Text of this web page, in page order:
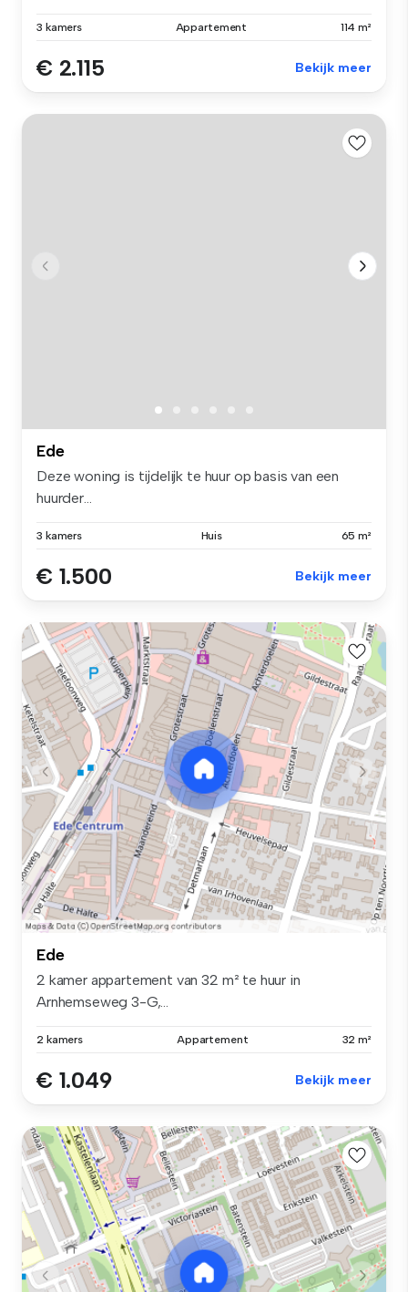
3 kamers Appartement 114 m²
€ 2.115 Bekijk meer
Ede
Deze woning is tijdelijk te huur op basis van een
huurder...
3 kamers Huis 65 m²
€ 1.500 Bekijk meer
Ede
2 kamer appartement van 32 m² te huur in
Arnhemseweg 3-G,...
2 kamers Appartement 32 m²
€ 1.049 Bekijk meer